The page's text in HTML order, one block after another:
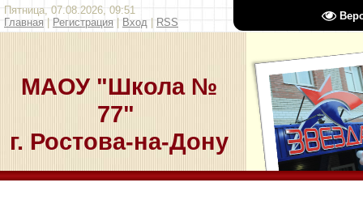
Пятница, 07.08.2026, 09:51
Главная
Регистрация Вход RSS
МАОУ "Школа №
77"
г. Ростова-на-Дону